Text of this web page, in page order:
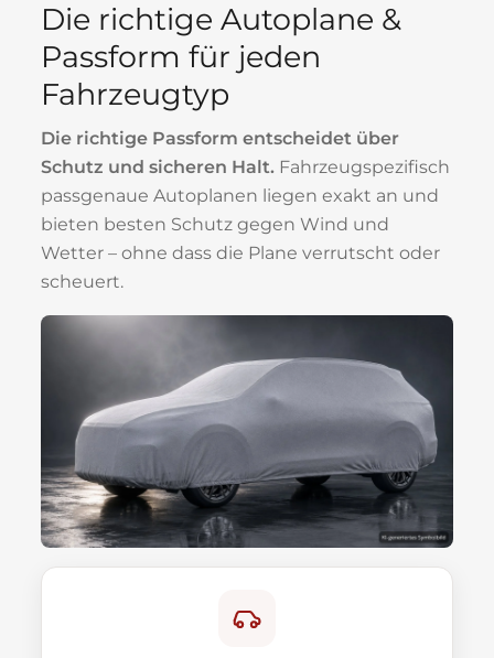
Die richtige Autoplane &
Passform für jeden
Fahrzeugtyp
Die richtige Passform entscheidet über
Schutz und sicheren Halt. Fahrzeugspezifisch
passgenaue Autoplanen liegen exakt an und
bieten besten Schutz gegen Wind und
Wetter – ohne dass die Plane verrutscht oder
scheuert.